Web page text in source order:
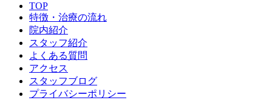
TOP
特徴・治療の流れ
院内紹介
スタッフ紹介
よくある質問
アクセス
スタッフブログ
プライバシーポリシー